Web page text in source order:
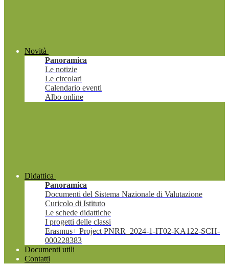
Novità
Panoramica
Le notizie
Le circolari
Calendario eventi
Albo online
Didattica
Panoramica
Documenti del Sistema Nazionale di Valutazione
Curicolo di Istituto
Le schede didattiche
I progetti delle classi
Erasmus+ Project PNRR_2024-1-IT02-KA122-SCH-
000228383
Documenti utili
Contatti